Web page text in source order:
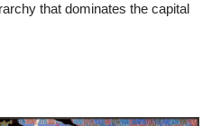
that dominates the capital